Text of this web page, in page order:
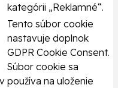
kategórii „Reklamné“.
Tento súbor cookie
nastavuje doplnok
GDPR Cookie Consent.
Súbor cookie sa
používa na uloženie